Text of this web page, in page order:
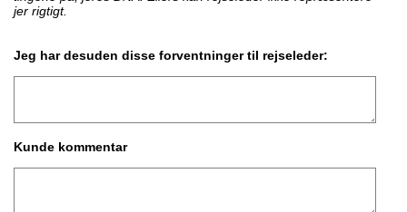
jer rigtigt.
Jeg har desuden disse forventninger til rejseleder:
Kunde kommentar